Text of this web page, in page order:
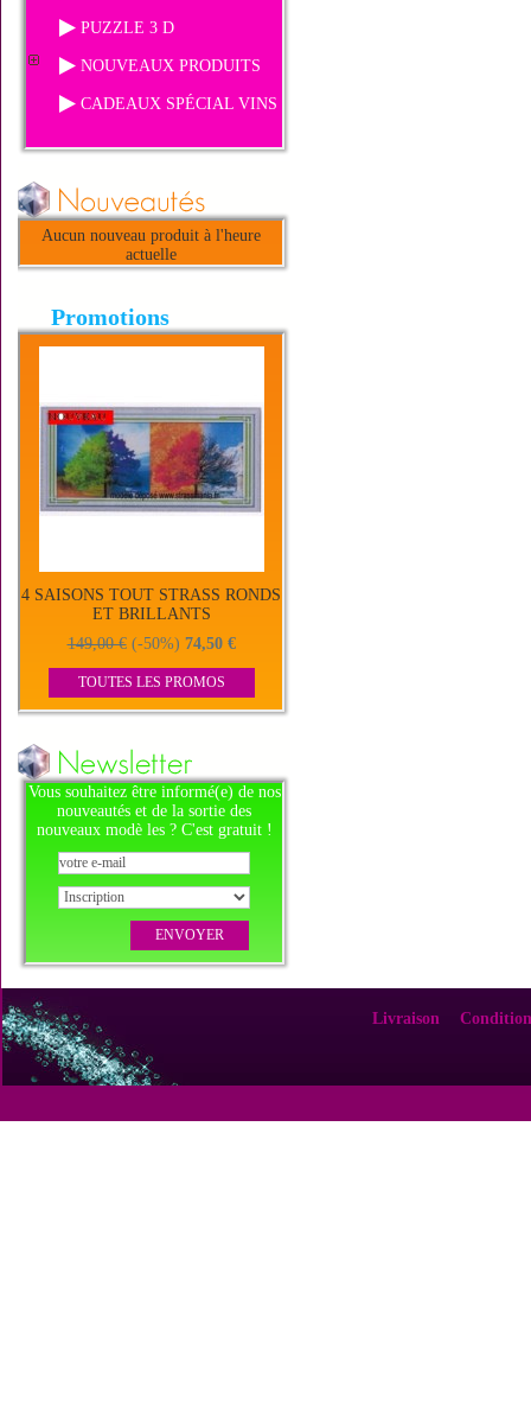
PUZZLE 3 D
NOUVEAUX PRODUITS
CADEAUX SPÉCIAL VINS
Aucun nouveau produit à l'heure
actuelle
Promotions
4 SAISONS TOUT STRASS RONDS
ET BRILLANTS
149,00 € (-50%) 74,50 €
TOUTES LES PROMOS
Vous souhaitez être informé(e) de nos
nouveautés et de la sortie des
nouveaux modè les ? C'est gratuit !
Livraison